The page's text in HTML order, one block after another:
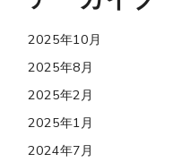
2025年10月
2025年8月
2025年2月
2025年1月
2024年7月